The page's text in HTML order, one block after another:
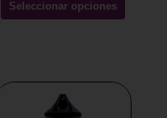
Seleccionar opciones
Este
producto